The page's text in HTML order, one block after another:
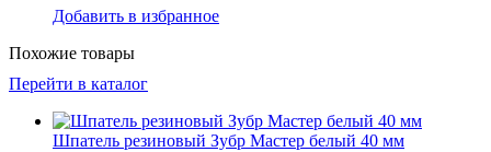
Добавить в избранное
Похожие товары
Перейти в каталог
Шпатель резиновый Зубр Мастер белый 40 мм